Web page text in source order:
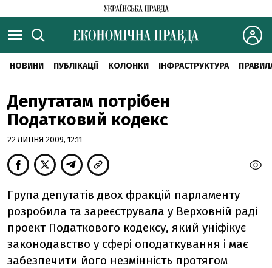
НОВИНИ ПУБЛІКАЦІЇ КОЛОНКИ ІНФРАСТРУКТУРА
Депутатам потрібен
Податковий кодекс
22 ЛИПНЯ 2009, 12:11
Група депутатів двох фракцій парламенту
розробила та зареєструвала у Верховній раді
проект Податкового кодексу, який уніфікує
законодавство у сфері оподаткування і має
забезпечити його незмінність протягом